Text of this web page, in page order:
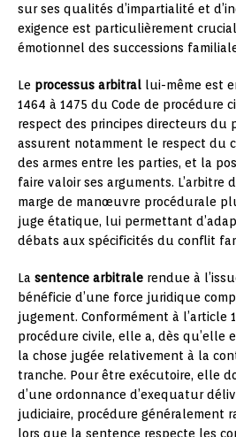
sur ses qualités d’impartialité et
exigence est particulièrement
émotionnel des successions
Le processus arbitral lui-même est
1464 à 1475 du Code de procédure
respect des principes directeurs du
assurent notamment le respect du
des armes entre les parties, et la
faire valoir ses arguments. L’arbitre
marge de manœuvre procédurale
juge étatique, lui permettant
débats aux spécificités du conflit
La sentence arbitrale rendue à
bénéficie d’une force juridique
jugement. Conformément à l’article
procédure civile, elle a, dès qu’elle
la chose jugée relativement à la
tranche. Pour être exécutoire, elle
d’une ordonnance d’exequatur
judiciaire, procédure généralement
lors que la sentence respecte les